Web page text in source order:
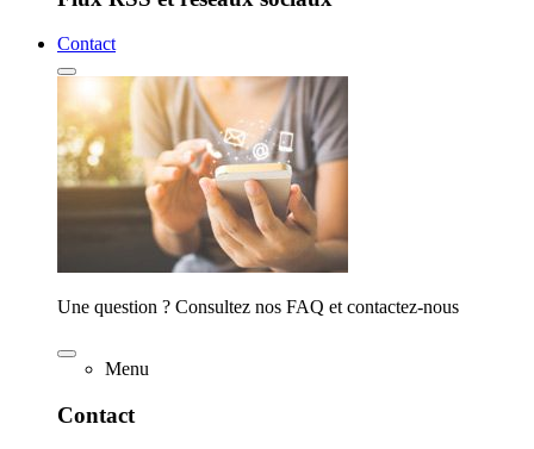
Contact
Une question ? Consultez nos FAQ et contactez-nous
Menu
Contact